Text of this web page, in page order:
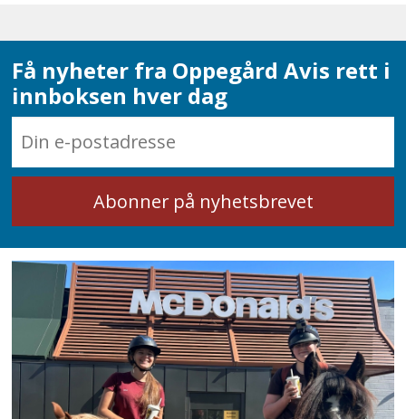
Få nyheter fra Oppegård Avis rett i
innboksen hver dag